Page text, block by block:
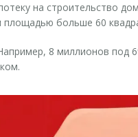
на строительство
больше 60
8 миллионов под